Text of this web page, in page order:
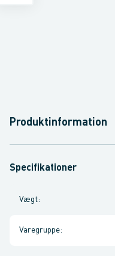
Produktinformation
Specifikationer
Vægt:
Varegruppe: